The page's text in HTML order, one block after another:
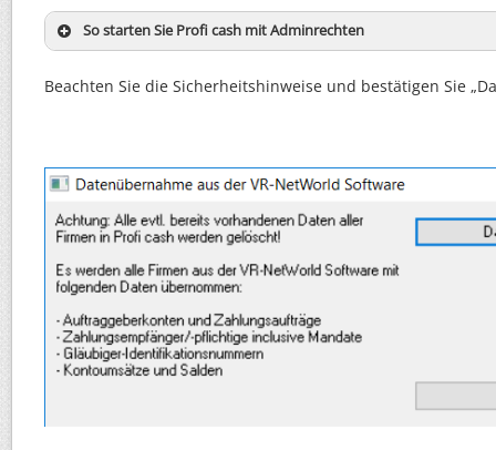
So starten Sie Profi cash mit Adminrechten
Beachten Sie die Sicherheitshinweise und bestätigen Sie